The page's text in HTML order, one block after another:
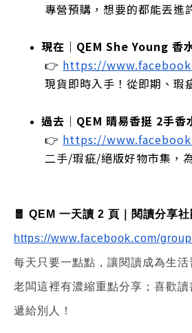
專營預購，想要的都能丟
現在｜QEM She Young 香
👉 https://
現貨即時入手！從即期、瑕
過去｜QEM 晴易香挺 2手香
👉 https://
二手/瑕疵/絕版好物市集，
🧧 QEM 一天讀 2 頁｜閱讀分享社
https://www.facebook.com/
每天只要一點點，讓閱讀成為生活
老闆這裡有濃縮重點分享；喜歡
遞給別人！